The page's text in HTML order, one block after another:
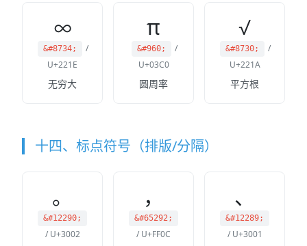
∞
&#8734;
/
U+221E
无穷大
π
&#960;
/
U+03C0
圆周率
√
&#8730;
/
U+221A
平方根
十四、标点符号（排版/分隔）
。
&#12290;
/ U+3002
，
&#65292;
/ U+FF0C
、
&#12289;
/ U+3001